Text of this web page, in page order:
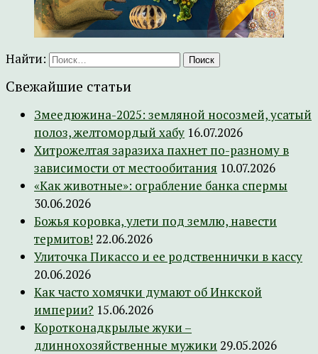
Найти:
Свежайшие статьи
Змеедюжина-2025: земляной носозмей, усатый
полоз, желтомордый хабу 16.07.2026
Хитрожелтая заразиха пахнет по-разному в
зависимости от местообитания 10.07.2026
«Как животные»: ограбление банка спермы
30.06.2026
Божья коровка, улети под землю, навести
термитов! 22.06.2026
Улиточка Пикассо и ее родственнички в кассу
20.06.2026
Как часто хомячки думают об Инкской
империи? 15.06.2026
Коротконадкрылые жуки –
длиннохозяйственные мужики 29.05.2026